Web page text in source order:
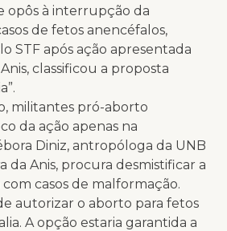
opôs à interrupção da
de fetos anencéfalos,
STF após ação apresentada
classificou a proposta
militantes pró-aborto
da ação apenas na
Diniz, antropóloga da UNB
da Anis, procura desmistificar a
casos de malformação.
autorizar o aborto para fetos
A opção estaria garantida a